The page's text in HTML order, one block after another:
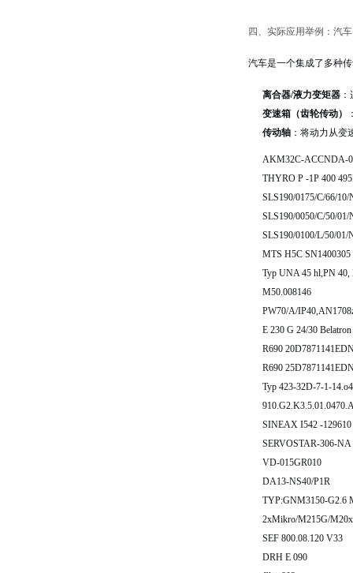
四、实际应用举例：汽车
汽车是一个集成了多种
离合器/液力变矩器
变速箱（齿轮传动）
传动轴 ：将动力从变
AKM32C-ACCNDA-
THYRO P -1P 400
SLS190/0175/C/66/10/
SLS190/0050/C/50/01/
SLS190/0100/L/50/01/
MTS H5C SN1400305
Typ UNA 45 hl,PN 40,
M50.008146
PW70/A/
E 230 G 24/30
R690
R690
Typ 423-32D-7-1-
SINEAX I542 -129610
SERVOSTAR-306-NA
VD-015GR010
DA13-NS40/P1R
TYP:GNM3150-G2.6
2xMikro/M215G/
SEF 800.08.120 V33
DRH E 090